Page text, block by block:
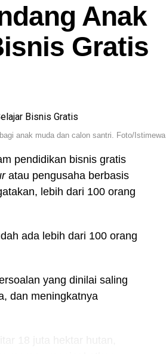
Anak
Gratis
anak muda dan calon santri. Foto/Istimewa
pendidikan bisnis gratis
atau pengusaha berbasis
lebih dari 100 orang
ada lebih dari 100 orang
yang dinilai saling
dan meningkatnya